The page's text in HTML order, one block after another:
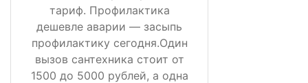
тариф. Профилактика
дешевле аварии — засыпь
профилактику сегодня.Один
вызов сантехника стоит от
1500 до 5000 рублей, а одна